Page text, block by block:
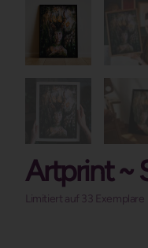
Artprint ~
Limitiert auf 33 Exemplare